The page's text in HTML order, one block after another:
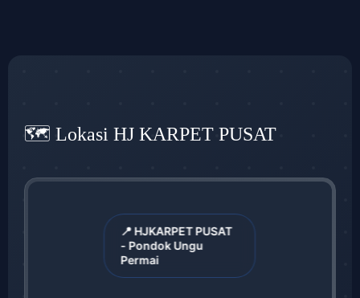
🗺️ Lokasi HJ KARPET PUSAT
📍 HJKARPET PUSAT
- Pondok Ungu
Permai